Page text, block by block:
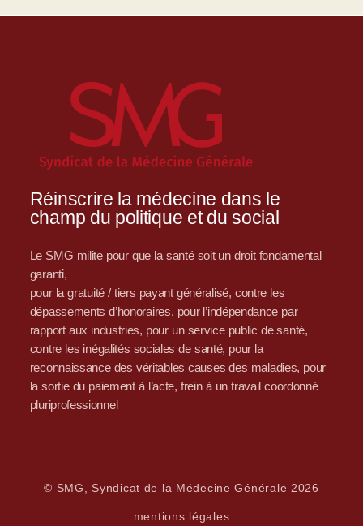
Réinscrire la médecine dans le
champ du politique et du social
Le SMG milite pour que la santé soit un droit fondamental
garanti,
pour la gratuité / tiers payant généralisé, contre les
dépassements d’honoraires, pour l’indépendance par
rapport aux industries, pour un service public de santé,
contre les inégalités sociales de santé, pour la
reconnaissance des véritables causes des maladies, pour
la sortie du paiement à l’acte, frein à un travail coordonné
pluriprofessionnel
© SMG, Syndicat de la Médecine Générale 2026
mentions légales